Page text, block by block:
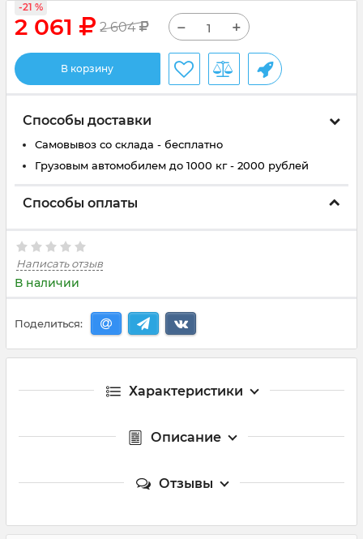
2 061 2 604
-21 %
− +
В корзину
Способы доставки
Самовывоз со склада - бесплатно
Грузовым автомобилем до 1000 кг - 2000 рублей
Способы оплаты
Написать отзыв
В наличии
Поделиться:
Характеристики
Описание
Отзывы